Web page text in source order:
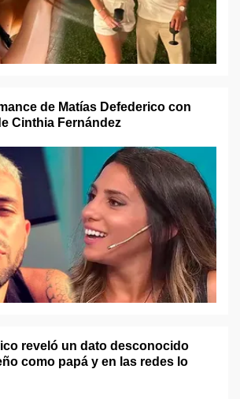
de Matías Defederico con
Cinthia Fernández
reveló un dato desconocido
como papá y en las redes lo